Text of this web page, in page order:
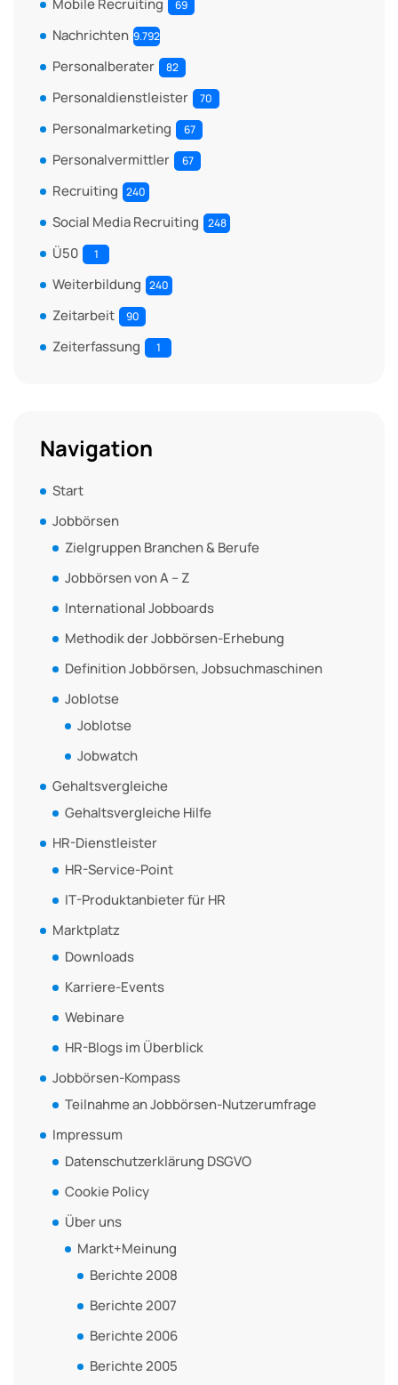
69
Nachrichten 9.792
Personalberater 82
Personaldienstleister 70
Personalmarketing 67
Personalvermittler 67
Recruiting 240
Social Media Recruiting 248
Ü50 1
Weiterbildung 240
Zeitarbeit 90
Zeiterfassung 1
Navigation
Start
Jobbörsen
Zielgruppen Branchen & Berufe
Jobbörsen von A – Z
International Jobboards
Methodik der Jobbörsen-Erhebung
Definition Jobbörsen, Jobsuchmaschinen
Joblotse
Joblotse
Jobwatch
Gehaltsvergleiche
Gehaltsvergleiche Hilfe
HR-Dienstleister
HR-Service-Point
IT-Produktanbieter für HR
Marktplatz
Downloads
Karriere-Events
Webinare
HR-Blogs im Überblick
Jobbörsen-Kompass
Teilnahme an Jobbörsen-Nutzerumfrage
Impressum
Datenschutzerklärung DSGVO
Cookie Policy
Über uns
Markt+Meinung
Berichte 2008
Berichte 2007
Berichte 2006
Berichte 2005